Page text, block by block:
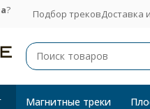
? Подбор трековДоставка
Магнитные треки